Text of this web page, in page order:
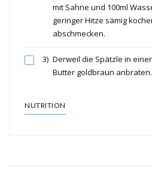
mit Sahne und 100ml
geringer Hitze sämig
abschmecken.
3) Derweil die Spätzle in
Butter goldbraun
NUTRITION